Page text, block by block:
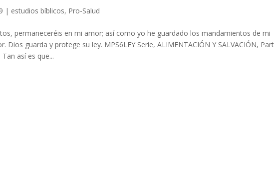
| estudios bíblicos, Pro-Salud
permaneceréis en mi amor; así como yo he guardado los mandamientos de mi
Dios guarda y protege su ley. MPS6LEY Serie, ALIMENTACIÓN Y SALVACIÓN,
así es que...